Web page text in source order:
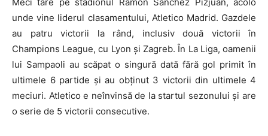
unde vine liderul clasamentului, Atletico Madrid. Gazdele
au patru victorii la rând, inclusiv două victorii în
Champions League, cu Lyon şi Zagreb. În La Liga, oamenii
lui Sampaoli au scăpat o singură dată fără gol primit în
ultimele 6 partide şi au obţinut 3 victorii din ultimele 4
meciuri. Atletico e neînvinsă de la startul sezonului şi are
o serie de 5 victorii consecutive.